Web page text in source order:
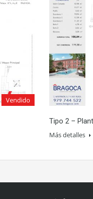
Vendido
Tipo 2 –
Más detalles